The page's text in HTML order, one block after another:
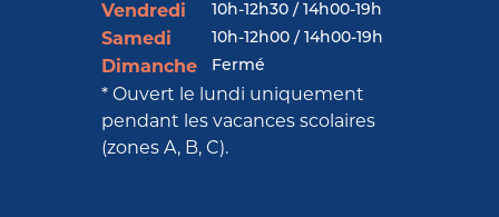
Vendredi
Samedi
Dimanche
10h-12h30 / 14h00-19h
10h-12h00 / 14h00-19h
Fermé
* Ouvert le lundi uniquement
pendant les vacances scolaires
(zones A, B, C).